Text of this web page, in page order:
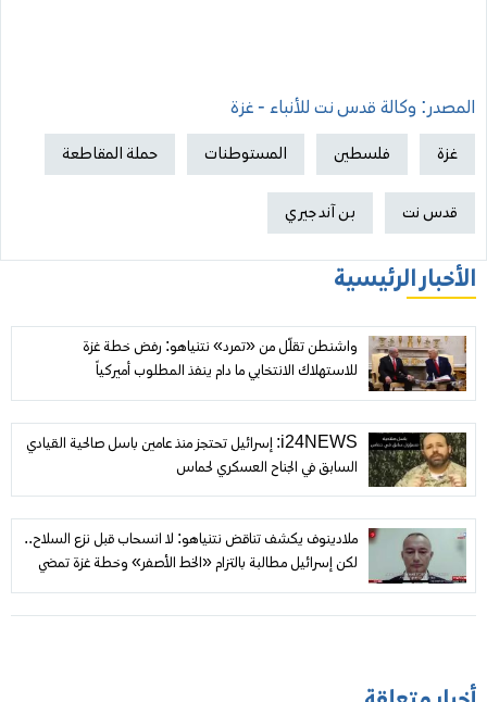
المصدر: وكالة قدس نت للأنباء - غزة
غزة فلسطين المستوطنات حملة المقاطعة
قدس نت بن آند جيري
الأخبار الرئيسية
واشنطن تقلّل من «تمرد» نتنياهو: رفض خطة غزة
للاستهلاك الانتخابي ما دام ينفذ المطلوب أميركياً
i24NEWS: إسرائيل تحتجز منذ عامين باسل صالحية القيادي
السابق في الجناح العسكري لحماس
ملادينوف يكشف تناقض نتنياهو: لا انسحاب قبل نزع السلاح..
لكن إسرائيل مطالبة بالتزام «الخط الأصفر» وخطة غزة تمضي